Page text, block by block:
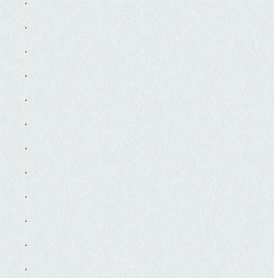
.
.
.
.
.
.
.
.
.
.
.